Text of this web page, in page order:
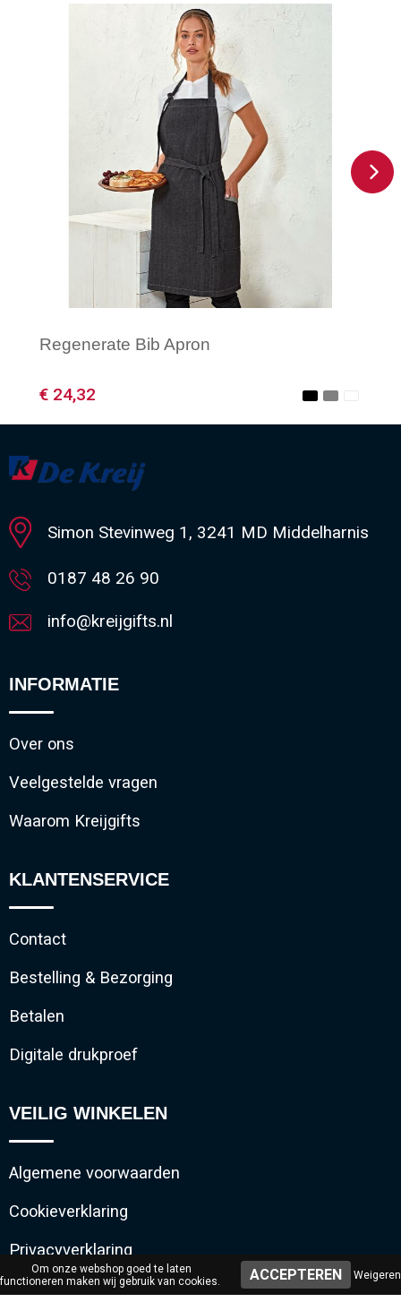
Regenerate Bib Apron
€ 24,32
Minimale afname: 1
Simon Stevinweg 1, 3241 MD Middelharnis
0187 48 26 90
info@kreijgifts.nl
INFORMATIE
Over ons
Veelgestelde vragen
Waarom Kreijgifts
KLANTENSERVICE
Contact
Bestelling & Bezorging
Betalen
Digitale drukproef
VEILIG WINKELEN
Algemene voorwaarden
Cookieverklaring
Privacyverklaring
Disclaimer
Om onze webshop goed te laten
functioneren maken wij gebruik van cookies.
Weigeren